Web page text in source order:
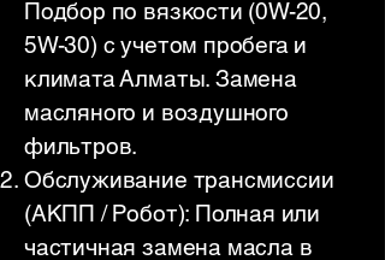
Подбор по вязкости (0W-20,
5W-30) с учетом пробега и
климата Алматы. Замена
масляного и воздушного
фильтров.
Обслуживание трансмиссии
(АКПП / Робот): Полная или
частичная замена масла в